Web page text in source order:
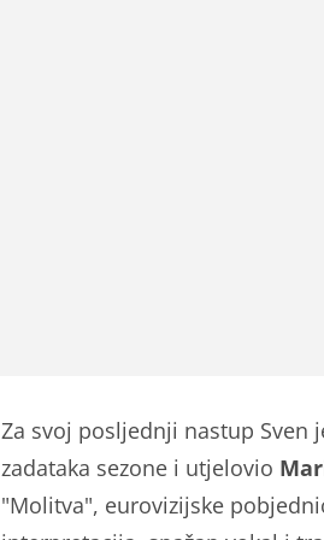
Za svoj posljednji nastup Sven
zadataka sezone i utjelovio
"Molitva", eurovizijske